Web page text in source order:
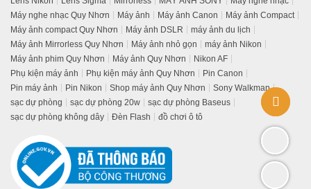
Máy nghe nhạc Quy Nhơn
Máy ảnh Máy ảnh Canon
Máy ảnh Compact
Máy ảnh compact Quy Nhơn
Máy ảnh DSLR
máy ảnh du lịch
Máy ảnh Mirrorless Quy Nhơn
Máy ảnh nhỏ gọn
máy ảnh Nikon
Máy ảnh phim Quy Nhơn
Máy ảnh Quy Nhơn
Nikon AF
Phụ kiện máy ảnh
Phụ kiện máy ảnh Quy Nhơn
Pin Canon
Pin máy ảnh
Pin Nikon Shop máy ảnh Quy Nhơn
Sony Walkman
sạc dự phòng
sạc dự phòng 20w
sạc dự phòng Baseus
sạc dự phòng không dây
Đèn Flash đồ chơi ô tô